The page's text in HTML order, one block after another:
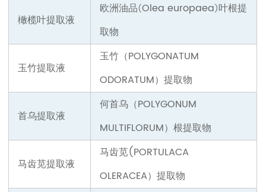
橄榄叶提取液
欧洲油品(Olea europaea)叶根提
取物
玉竹提取液
玉竹（POLYGONATUM
ODORATUM）提取物
首乌提取液
何首乌（POLYGONUM
MULTIFLORUM）根提取物
马齿苋提取液
马齿苋(PORTULACA
OLERACEA）提取物